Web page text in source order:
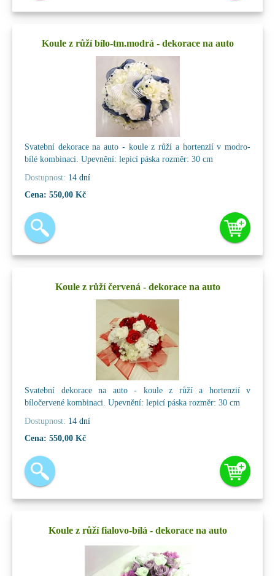
Koule z růží bílo-tm.modrá - dekorace na auto
Svatební dekorace na auto - koule z růží a hortenzií v modro-
bílé kombinaci. Upevnění: lepicí páska rozměr: 30 cm
Dostupnost: 14 dní
Cena: 550,00 Kč
Koule z růží červená - dekorace na auto
Svatební dekorace na auto - koule z růží a hortenzií v
bíločervené kombinaci. Upevnění: lepicí páska rozměr: 30 cm
Dostupnost: 14 dní
Cena: 550,00 Kč
Koule z růží fialovo-bílá - dekorace na auto